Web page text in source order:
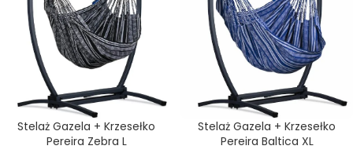
Stelaż Gazela + Krzesełko
Pereira Zebra L
Stelaż Gazela + Krzesełko
Pereira Baltica XL